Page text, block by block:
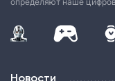
Новости